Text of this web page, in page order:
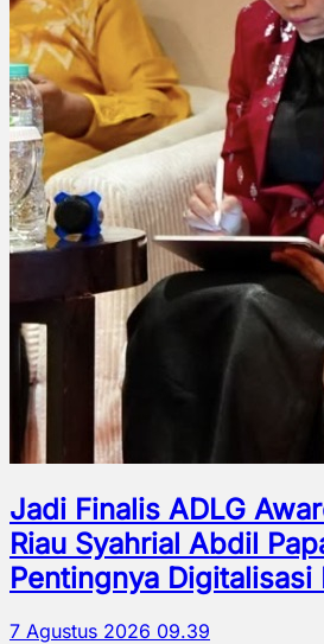
Jadi Finalis ADLG
Riau Syahrial Abdil
Pentingnya Digitalisasi
7 Agustus 2026 09.39